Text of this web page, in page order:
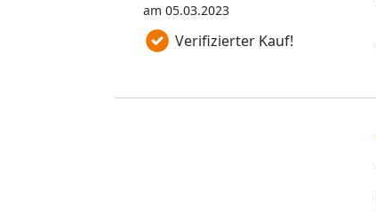
Verifizierter Kauf!
am 05.03.2023